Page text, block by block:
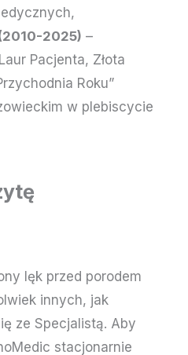
2025) –
Pacjenta, Złota
Roku”
w plebiscycie
lęk przed porodem
innych, jak
ze Specjalistą. Aby
stacjonarnie